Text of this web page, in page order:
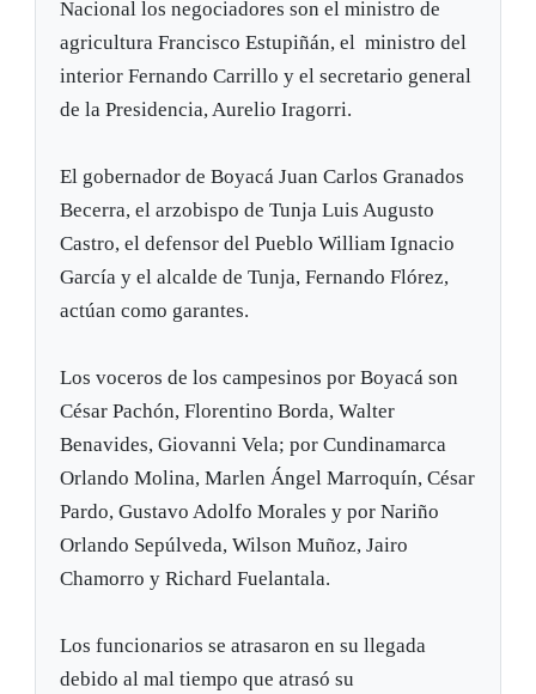
Nacional los negociadores son el ministro de
agricultura Francisco Estupiñán, el ministro del
interior Fernando Carrillo y el secretario general
de la Presidencia, Aurelio Iragorri.
El gobernador de Boyacá Juan Carlos Granados
Becerra, el arzobispo de Tunja Luis Augusto
Castro, el defensor del Pueblo William Ignacio
García y el alcalde de Tunja, Fernando Flórez,
actúan como garantes.
Los voceros de los campesinos por Boyacá son
César Pachón, Florentino Borda, Walter
Benavides, Giovanni Vela; por Cundinamarca
Orlando Molina, Marlen Ángel Marroquín, César
Pardo, Gustavo Adolfo Morales y por Nariño
Orlando Sepúlveda, Wilson Muñoz, Jairo
Chamorro y Richard Fuelantala.
Los funcionarios se atrasaron en su llegada
debido al mal tiempo que atrasó su